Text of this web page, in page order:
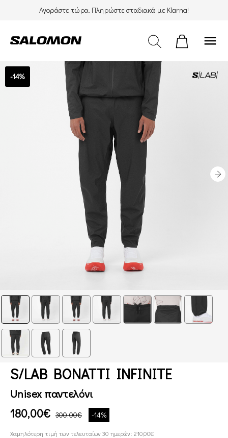
Αγοράστε τώρα. Πληρώστε σταδιακά με Klarna!
menu
-14%
S/LAB BONATTI INFINITE
Unisex παντελόνι
180,00€ 300,00€ -14%
Χαμηλότερη τιμή των τελευταίων 30 ημερών: 210,00€